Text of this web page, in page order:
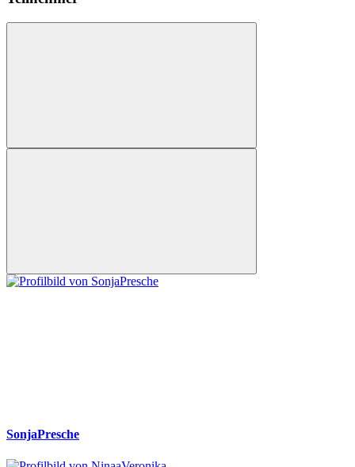
SonjaPresche